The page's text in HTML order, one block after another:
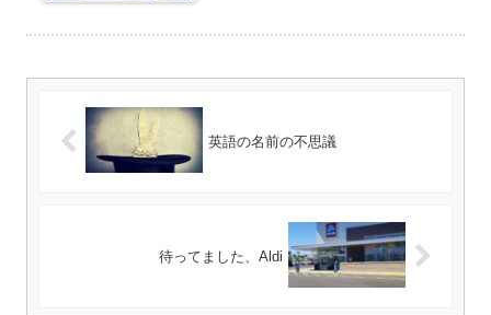
英語の名前の不思議
待ってました、Aldi